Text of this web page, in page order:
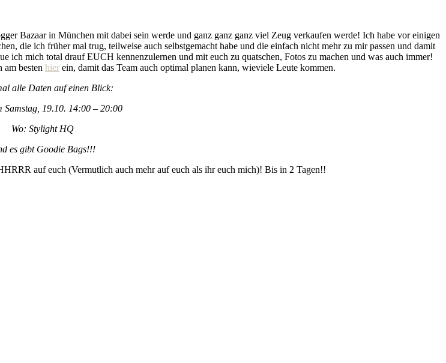
Bazaar in München mit dabei sein werde und ganz ganz ganz viel Zeug verkaufen werde! Ich habe vor einigen
die ich früher mal trug, teilweise auch selbstgemacht habe und die einfach nicht mehr zu mir passen und damit
ich mich total drauf EUCH kennenzulernen und mit euch zu quatschen, Fotos zu machen und was auch immer!
besten hier ein, damit das Team auch optimal planen kann, wieviele Leute kommen.
alle Daten auf einen Blick:
Samstag, 19.10. 14:00 – 20:00
Wo: Stylight HQ
es gibt Goodie Bags!!!
auf euch (Vermutlich auch mehr auf euch als ihr euch mich)! Bis in 2 Tagen!!